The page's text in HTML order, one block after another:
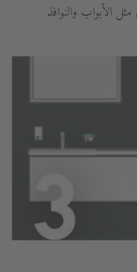
الأبواب والنوافذ